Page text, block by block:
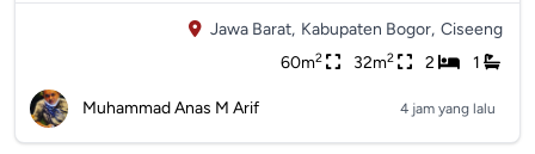
Jawa Barat, Kabupaten Bogor, Ciseeng
60m2 32m2 2 1
Muhammad Anas M Arif 4 jam yang lalu